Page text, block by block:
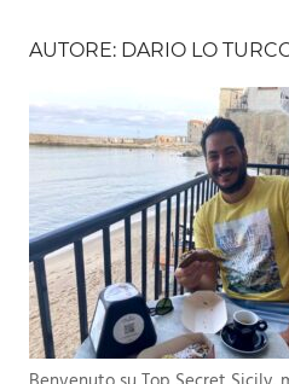
AUTORE: DARIO LO